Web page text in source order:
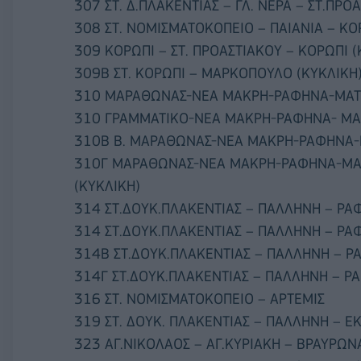
307 ΣΤ. Δ.ΠΛΑΚΕΝΤΙΑΣ – ΓΛ. ΝΕΡΑ –
308 ΣΤ. ΝΟΜΙΣΜΑΤΟΚΟΠΕΙΟ – ΠΑΙΑΝΙΑ –
309 ΚΟΡΩΠΙ – ΣΤ. ΠΡΟΑΣΤΙΑΚΟΥ – ΚΟΡΩΠΙ
309Β ΣΤ. ΚΟΡΩΠΙ – ΜΑΡΚΟΠΟΥΛΟ (ΚΥΚΛΙΚΗ)
310 ΜΑΡΑΘΩΝΑΣ-ΝΕΑ ΜΑΚΡΗ-ΡΑΦΗΝΑ-
310 ΓΡΑΜΜΑΤΙΚΟ-ΝΕΑ ΜΑΚΡΗ-ΡΑΦΗΝΑ-
310Β B. ΜΑΡΑΘΩΝΑΣ-ΝΕΑ ΜΑΚΡΗ-
310Γ ΜΑΡΑΘΩΝΑΣ-ΝΕΑ ΜΑΚΡΗ-ΡΑΦΗΝΑ-
(ΚΥΚΛΙΚΗ)
314 ΣΤ.ΔΟΥΚ.ΠΛΑΚΕΝΤΙΑΣ – ΠΑΛΛΗΝΗ –
314 ΣΤ.ΔΟΥΚ.ΠΛΑΚΕΝΤΙΑΣ – ΠΑΛΛΗΝΗ –
314Β ΣΤ.ΔΟΥΚ.ΠΛΑΚΕΝΤΙΑΣ – ΠΑΛΛΗΝΗ –
314Γ ΣΤ.ΔΟΥΚ.ΠΛΑΚΕΝΤΙΑΣ – ΠΑΛΛΗΝΗ –
316 ΣΤ. ΝΟΜΙΣΜΑΤΟΚΟΠΕΙΟ – ΑΡΤΕΜΙΣ
319 ΣΤ. ΔΟΥΚ. ΠΛΑΚΕΝΤΙΑΣ – ΠΑΛΛΗΝΗ –
323 ΑΓ.ΝΙΚΟΛΑΟΣ – ΑΓ.ΚΥΡΙΑΚΗ –